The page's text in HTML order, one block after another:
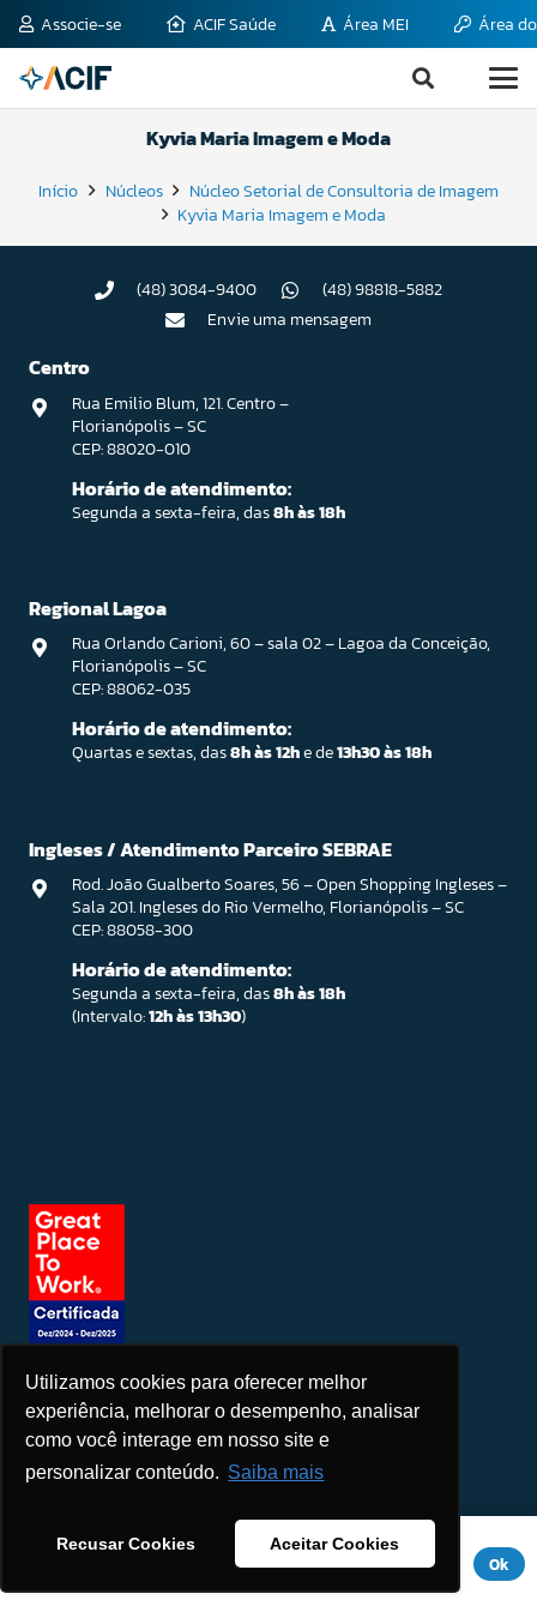
Utilizamos cookies para oferecer melhor
experiência, melhorar o desempenho, analisar
como você interage em nosso site e
personalizar conteúdo. Saiba mais
Recusar Cookies Aceitar Cookies
Associe-se ACIF Saúde Área MEI Área
Kyvia Maria Imagem e Moda
Início Núcleos
Núcleo Setorial de Consultoria de Imagem
Kyvia Maria Imagem e Moda
(48) 3084-9400
(48) 98818-5882
Envie uma mensagem
Centro
Rua Emilio Blum, 121. Centro –
Florianópolis – SC
CEP: 88020-010
Horário de atendimento:
Segunda a sexta-feira, das8h às 18h
Regional Lagoa
Rua Orlando Carioni, 60 – sala 02 – Lagoa da Conceição,
Florianópolis – SC
CEP: 88062-035
Horário de atendimento:
Quartas e sextas, das8h às 12he de13h30 às 18h
Ingleses / Atendimento Parceiro SEBRAE
Rod. João Gualberto Soares, 56 – Open Shopping Ingleses –
Sala 201. Ingleses do Rio Vermelho, Florianópolis – SC
CEP: 88058-300
Horário de atendimento:
Segunda a sexta-feira, das8h às 18h
(Intervalo:12h às 13h30)
Seja um patrocinador
Este site usa cookies para melhorar sua experiência. Se você
continuar a usar este site, você concorda com ele.Aviso de
Privacidade
Ok